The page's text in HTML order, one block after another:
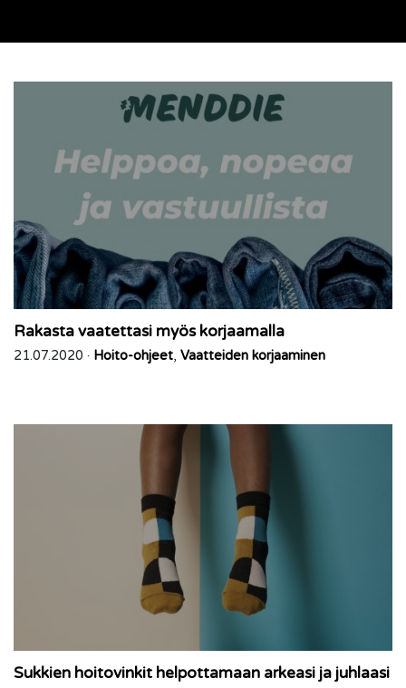
Rakasta vaatettasi myös korjaamalla
21.07.2020 · Hoito-ohjeet, Vaatteiden korjaaminen
Sukkien hoitovinkit helpottamaan arkeasi ja juhlaasi